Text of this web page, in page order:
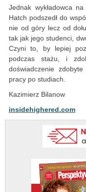
Jednak wykładowca
Hatch podszedł do
nie od góry lecz od
tak jak jego studenci,
Czyni to, by lepiej
podczas stażu, i
doświadczenie
pracy po studiach.
Kazimierz Bilanow
insidehighered.com